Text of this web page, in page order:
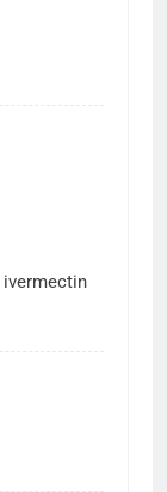
ivermectin